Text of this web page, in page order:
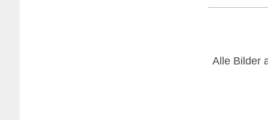
Alle Bilder